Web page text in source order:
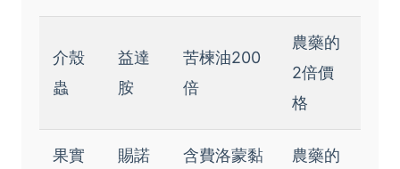
介殼
蟲
益達
胺
苦楝油200
倍
農藥的
2倍價
格
果實
賜諾
含費洛蒙黏
農藥的